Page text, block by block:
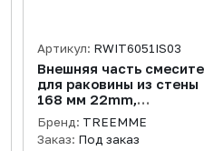
Артикул: RWIT6051IS03
Внешняя часть
для раковины из стены
168 мм 22mm,
нержавеющая сталь
брашированная
Бренд: TREEMME
Заказ: Под заказ